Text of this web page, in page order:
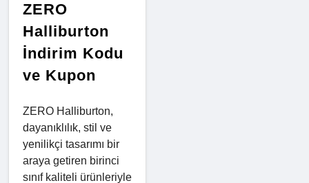
ZERO
Halliburton
İndirim Kodu
ve Kupon
ZERO Halliburton,
dayanıklılık, stil ve
yenilikçi tasarımı bir
araya getiren birinci
sınıf kaliteli ürünleriyle